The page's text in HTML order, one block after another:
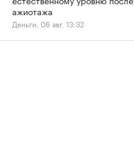
ажиотажа
Деньги, 06 авг, 13:32